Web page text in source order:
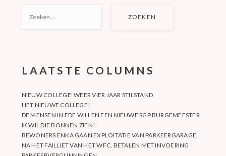
NAAR:
LAATSTE COLUMNS
NIEUW COLLEGE: WEER VIER JAAR STILSTAND
HET NIEUWE COLLEGE!
DE MENSEN IN EDE WILLEN EEN NIEUWE SGP BURGEMEESTER
IK WIL DIE BONNEN ZIEN!
BEWONERS ENKA GAAN EXPLOITATIE VAN PARKEERGARAGE,
NA HET FAILLIET VAN HET WFC, BETALEN MET INVOERING